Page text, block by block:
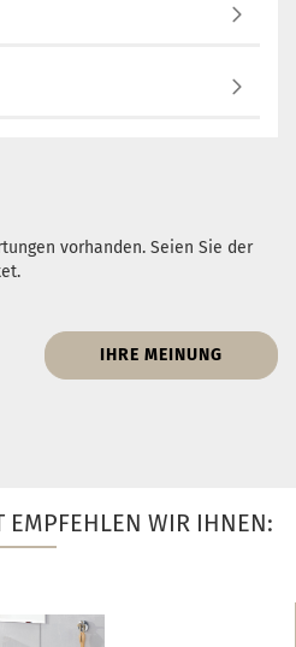
vorhanden. Seien Sie der
IHRE MEINUNG
EMPFEHLEN WIR IHNEN: